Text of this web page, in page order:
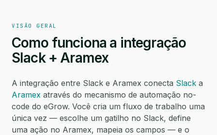
VISÃO GERAL
Como funciona a integração
Slack + Aramex
A integração entre Slack e Aramex conecta Slack a
Aramex através do mecanismo de automação no-
code do eGrow. Você cria um fluxo de trabalho uma
única vez — escolhe um gatilho no Slack, define
uma ação no Aramex, mapeia os campos — e o